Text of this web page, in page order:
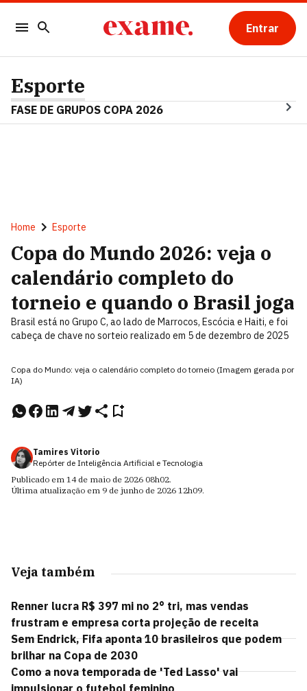
Entrar
Esporte
FASE DE GRUPOS COPA 2026
Home Esporte
Copa do Mundo 2026: veja o
calendário completo do
torneio e quando o Brasil joga
Brasil está no Grupo C, ao lado de Marrocos, Escócia e Haiti, e foi
cabeça de chave no sorteio realizado em 5 de dezembro de 2025
Copa do Mundo: veja o calendário completo do torneio (Imagem gerada por
IA)
Tamires Vitorio
Repórter de Inteligência Artificial e Tecnologia
Publicado em 14 de maio de 2026 08h02.
Última atualização em 9 de junho de 2026 12h09.
Veja também
Renner lucra R$ 397 mi no 2° tri, mas vendas
frustram e empresa corta projeção de receita
Sem Endrick, Fifa aponta 10 brasileiros que podem
brilhar na Copa de 2030
Como a nova temporada de 'Ted Lasso' vai
impulsionar o futebol feminino